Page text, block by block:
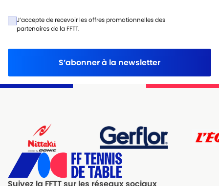
J’accepte de recevoir les offres promotionnelles des
partenaires de la FFTT.
S’abonner à la newsletter